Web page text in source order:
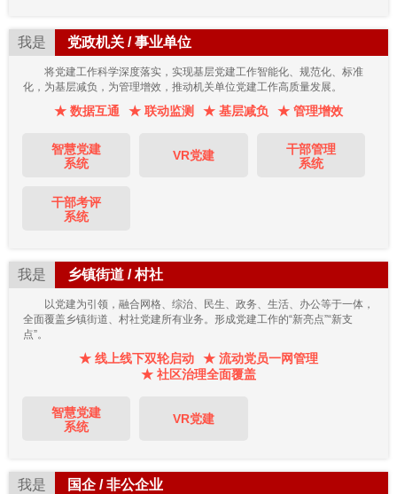
我是 党政机关 / 事业单位
将党建工作科学深度落实，实现基层党建工作智能化、规范化、标准
化，为基层减负，为管理增效，推动机关单位党建工作高质量发展。
★ 数据互通 ★ 联动监测 ★ 基层减负 ★ 管理增效
智慧党建
系统
VR党建
干部管理
系统
干部考评
系统
我是 乡镇街道 / 村社
以党建为引领，融合网格、综治、民生、政务、生活、办公等于一体，
全面覆盖乡镇街道、村社党建所有业务。形成党建工作的“新亮点”“新支
点”。
★ 线上线下双轮启动
★ 流动党员一网管理
★ 社区治理全面覆盖
智慧党建
系统
VR党建
我是 国企 / 非公企业